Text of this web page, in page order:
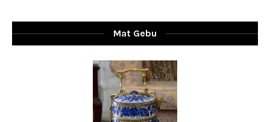
Mat Gebu